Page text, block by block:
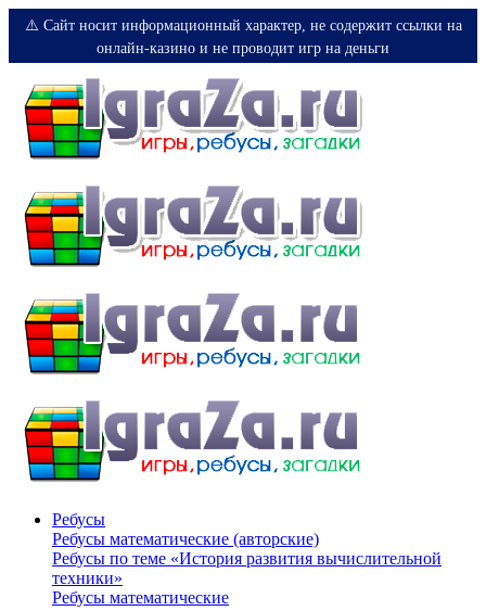
⚠️ Сайт носит информационный характер, не содержит ссылки на
онлайн-казино и не проводит игр на деньги
Ребусы
Ребусы математические (авторские)
Ребусы по теме «История развития вычислительной
техники»
Ребусы математические